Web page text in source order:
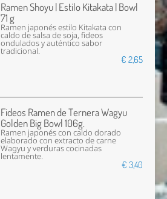
Ramen Shoyu | Estilo Kitakata | Bowl
71 g
Ramen japonés estilo Kitakata con
caldo de salsa de soja, fideos
ondulados y auténtico sabor
tradicional.
€ 2,65
Fideos Ramen de Ternera Wagyu
Golden Big Bowl 106g.
Ramen japonés con caldo dorado
elaborado con extracto de carne
Wagyu y verduras cocinadas
lentamente.
€ 3,40